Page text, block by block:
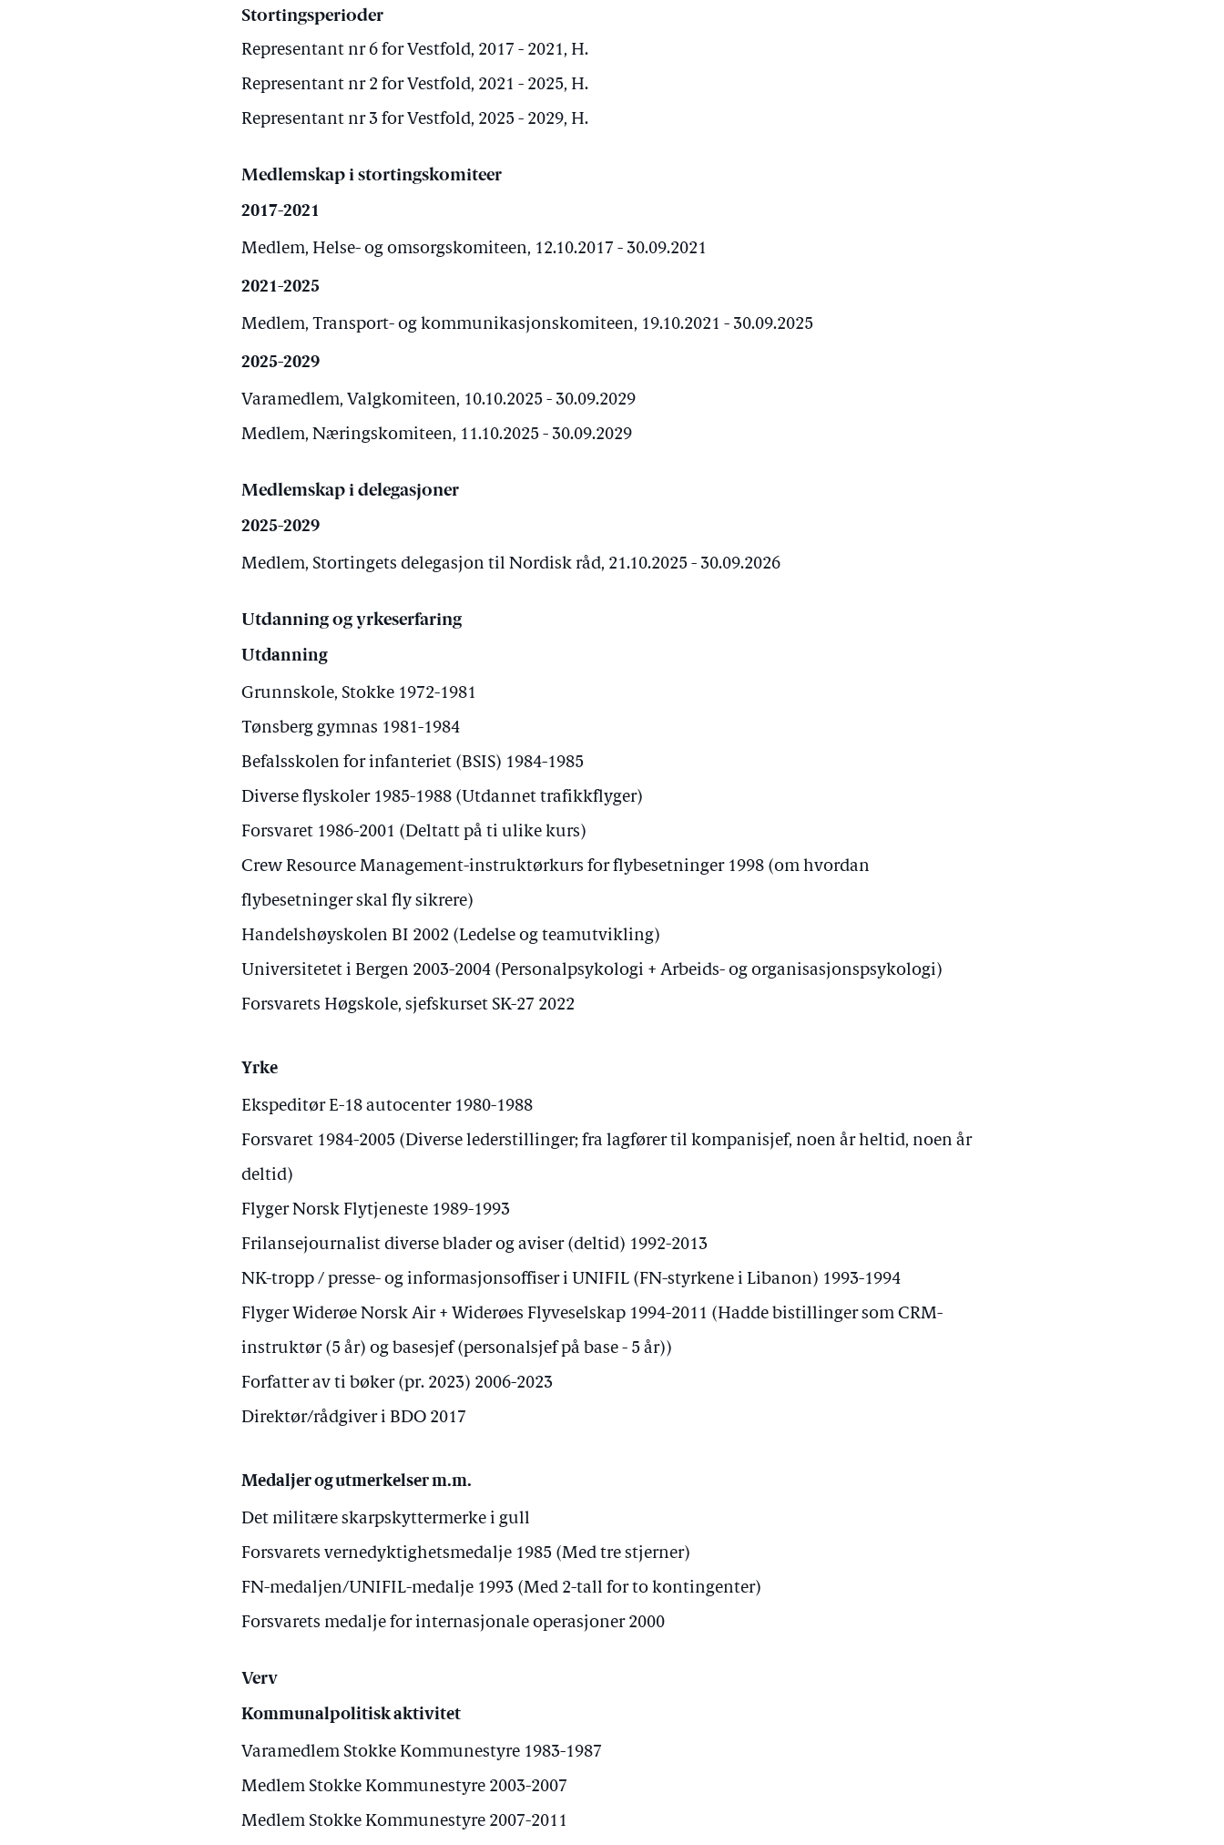
Stortingsperioder
Representant nr 6 for Vestfold, 2017 - 2021, H.
Representant nr 2 for Vestfold, 2021 - 2025, H.
Representant nr 3 for Vestfold, 2025 - 2029, H.
Medlemskap i stortingskomiteer
2017-2021
Medlem, Helse- og omsorgskomiteen, 12.10.2017 - 30.09.2021
2021-2025
Medlem, Transport- og kommunikasjonskomiteen, 19.10.2021 - 30.09.2025
2025-2029
Varamedlem, Valgkomiteen, 10.10.2025 - 30.09.2029
Medlem, Næringskomiteen, 11.10.2025 - 30.09.2029
Medlemskap i delegasjoner
2025-2029
Medlem, Stortingets delegasjon til Nordisk råd, 21.10.2025 - 30.09.2026
Utdanning og yrkeserfaring
Utdanning
Grunnskole, Stokke 1972-1981
Tønsberg gymnas 1981-1984
Befalsskolen for infanteriet (BSIS) 1984-1985
Diverse flyskoler 1985-1988 (Utdannet trafikkflyger)
Forsvaret 1986-2001 (Deltatt på ti ulike kurs)
Crew Resource Management-instruktørkurs for flybesetninger 1998 (om hvordan
flybesetninger skal fly sikrere)
Handelshøyskolen BI 2002 (Ledelse og teamutvikling)
Universitetet i Bergen 2003-2004 (Personalpsykologi + Arbeids- og organisasjonspsykologi)
Forsvarets Høgskole, sjefskurset SK-27 2022
Yrke
Ekspeditør E-18 autocenter 1980-1988
Forsvaret 1984-2005 (Diverse lederstillinger; fra lagfører til kompanisjef, noen år heltid, noen år
deltid)
Flyger Norsk Flytjeneste 1989-1993
Frilansejournalist diverse blader og aviser (deltid) 1992-2013
NK-tropp / presse- og informasjonsoffiser i UNIFIL (FN-styrkene i Libanon) 1993-1994
Flyger Widerøe Norsk Air + Widerøes Flyveselskap 1994-2011 (Hadde bistillinger som CRM-
instruktør (5 år) og basesjef (personalsjef på base - 5 år))
Forfatter av ti bøker (pr. 2023) 2006-2023
Direktør/rådgiver i BDO 2017
Medaljer og utmerkelser m.m.
Det militære skarpskyttermerke i gull
Forsvarets vernedyktighetsmedalje 1985 (Med tre stjerner)
FN-medaljen/UNIFIL-medalje 1993 (Med 2-tall for to kontingenter)
Forsvarets medalje for internasjonale operasjoner 2000
Verv
Kommunalpolitisk aktivitet
Varamedlem Stokke Kommunestyre 1983-1987
Medlem Stokke Kommunestyre 2003-2007
Medlem Stokke Kommunestyre 2007-2011